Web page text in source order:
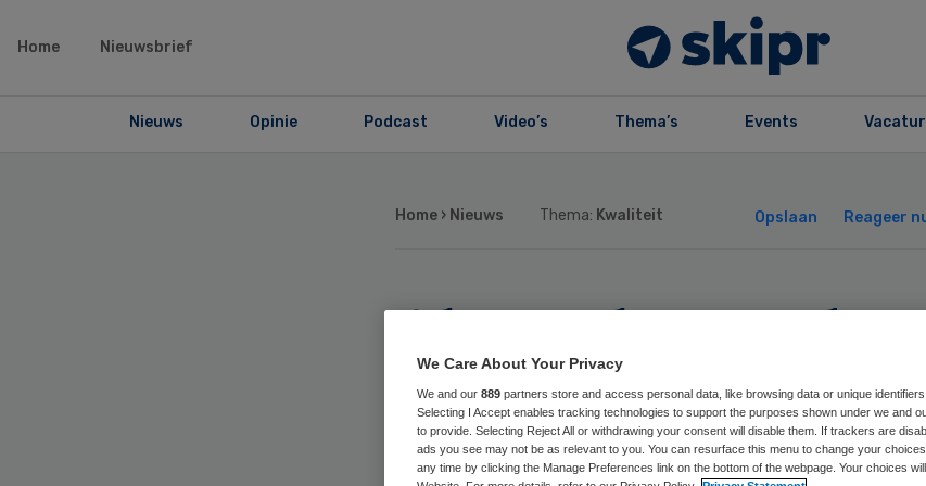
Home Nieuwsbrief
Nieuws Opinie Podcast Video’s Thema’s Events
Home › Nieuws Thema: Kwaliteit Opslaan Reageer
Alsnog last onder
dwangsom voor
Haagse
We Care About Your Privacy
We and our 889 partners store and access personal data, like browsing data or unique
Selecting I Accept enables tracking technologies to support the purposes shown under we and
to provide. Selecting Reject All or withdrawing your consent will disable them. If trackers are
ads you see may not be as relevant to you. You can resurface this menu to change your
any time by clicking the Manage Preferences link on the bottom of the webpage. Your choices